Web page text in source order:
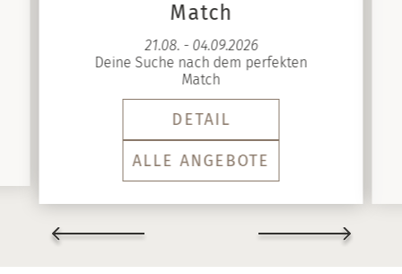
Match
21.08. - 04.09.2026
Deine Suche nach dem perfekten
Match
DETAIL
ALLE ANGEBOTE